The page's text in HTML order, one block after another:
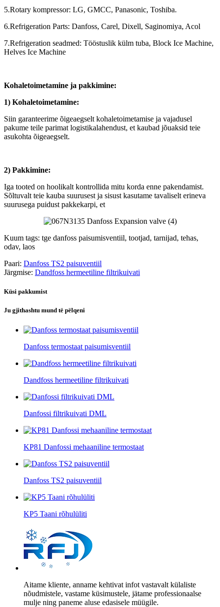
5.Rotary kompressor: LG, GMCC, Panasonic, Toshiba.
6.Refrigeration Parts: Danfoss, Carel, Dixell, Saginomiya, Acol
7.Refrigeration seadmed: Tööstuslik külm tuba, Block Ice Machine,
Helves Ice Machine
Kohaletoimetamine ja pakkimine:
1) Kohaletoimetamine:
Siin garanteerime õigeaegselt kohaletoimetamise ja vajadusel
pakume teile parimat logistikalahendust, et kaubad jõuaksid teie
asukohta õigeaegselt.
2) Pakkimine:
Iga tooted on hoolikalt kontrollida mitu korda enne pakendamist.
Sõltuvalt teie kauba suurusest ja sisust kasutame tavaliselt erineva
suurusega puidust pakkekarpi, et
Kuum tags: tge danfoss paisumisventiil, tootjad, tarnijad, tehas,
odav, laos
Paari: Danfoss TS2 paisuventiil
Järgmise: Dandfoss hermeetiline filtrikuivati
Küsi pakkumist
Ju gjithashtu mund të pëlqeni
Danfoss termostaat paisumisventiil
Dandfoss hermeetiline filtrikuivati
Danfossi filtrikuivati ​​DML
KP81 Danfossi mehaaniline termostaat
Danfoss TS2 paisuventiil
KP5 Taani rõhulüliti
Aitame kliente, anname kehtivat infot vastavalt külaliste
nõudmistele, vastame küsimustele, jätame professionaalse
mulje ning paneme aluse edasisele müügile.